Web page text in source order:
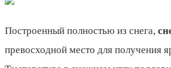
Построенный полностью из снега,
превосходной место для получения